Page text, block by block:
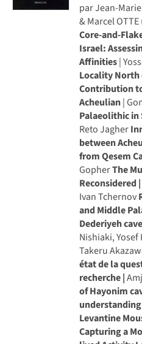
par Jean-Marie
& Marcel
Core-and-
Israel:
Affinities|
Locality North
Contribution
Acheulian|
Palaeolithic in
Reto Jagher
between
from Qesem
GopherThe
Reconsidered |
Ivan Tchernov
and Middle
Dederiyeh
Nishiaki,
Takeru
état de la
recherche |
of Hayonim
Levantine
Capturing a